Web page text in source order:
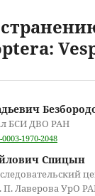
БСИ ДВО РАН
1970-2048
Спицын
П. Лаверова УрО